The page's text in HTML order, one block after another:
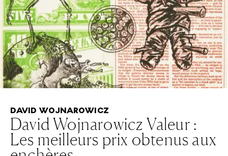
DAVID WOJNAROWICZ
David Wojnarowicz Valeur :
Les meilleurs prix obtenus aux